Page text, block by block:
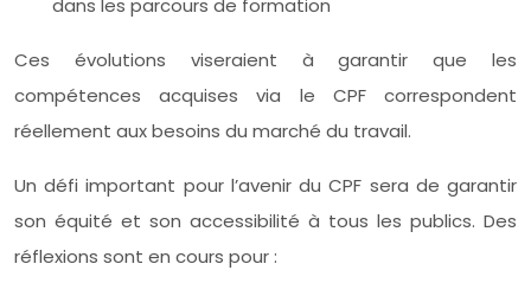
Ces évolutions viseraient à garantir que les
compétences acquises via le CPF correspondent
réellement aux besoins du marché du travail.
Un défi important pour l’avenir du CPF sera de garantir
son équité et son accessibilité à tous les publics. Des
réflexions sont en cours pour :